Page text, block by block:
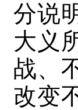
分说
大义
战、
改变